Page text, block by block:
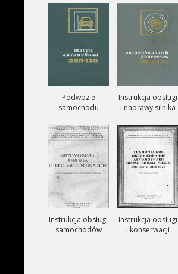
ZIŁ-131, ZIŁ-131A
i ZIŁ-131V
Podwozie
samochodu
Instrukcja obsługi
i naprawy silnika
Instrukcja obsługi
samochodów
Instrukcja obsługi
i konserwacji